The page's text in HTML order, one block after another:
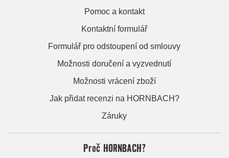
Pomoc a kontakt
Kontaktní formulář
Formulář pro odstoupení od smlouvy
Možnosti doručení a vyzvednutí
Možnosti vrácení zboží
Jak přidat recenzi na HORNBACH?
Záruky
Proč HORNBACH?